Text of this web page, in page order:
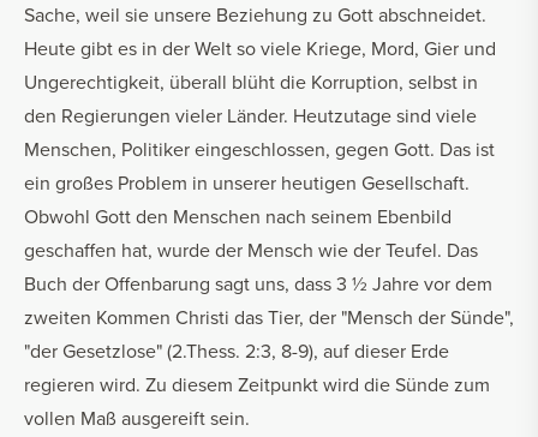
Sache, weil sie unsere Beziehung zu Gott abschneidet.
Heute gibt es in der Welt so viele Kriege, Mord, Gier und
Ungerechtigkeit, überall blüht die Korruption, selbst in
den Regierungen vieler Länder. Heutzutage sind viele
Menschen, Politiker eingeschlossen, gegen Gott. Das ist
ein großes Problem in unserer heutigen Gesellschaft.
Obwohl Gott den Menschen nach seinem Ebenbild
geschaffen hat, wurde der Mensch wie der Teufel. Das
Buch der Offenbarung sagt uns, dass 3 ½ Jahre vor dem
zweiten Kommen Christi das Tier, der "Mensch der Sünde",
"der Gesetzlose" (2.Thess. 2:3, 8-9), auf dieser Erde
regieren wird. Zu diesem Zeitpunkt wird die Sünde zum
vollen Maß ausgereift sein.